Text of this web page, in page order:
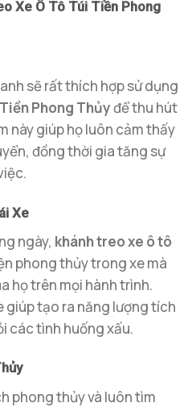
Xe Ô Tô Túi Tiền Phong
sẽ rất thích hợp sử dụng
Phong Thủyđể thu hút
này giúp họ luôn cảm thấy
đồng thời gia tăng sự
Xe
ngày, khánh treo xe ô tô
phong thủy trong xe mà
họ trên mọi hành trình.
tạo ra năng lượng tích
các tình huống xấu.
phong thủy và luôn tìm